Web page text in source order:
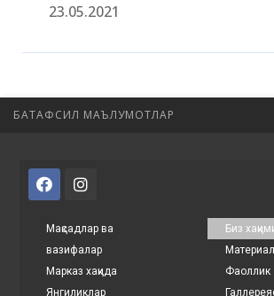
23.05.2021
БАТАФСИЛ МАЪЛУМОТЛАР
Мақсадлар ва
вазифалар
Марказ хақида
Янгиликлар
Биз
Фаоллик